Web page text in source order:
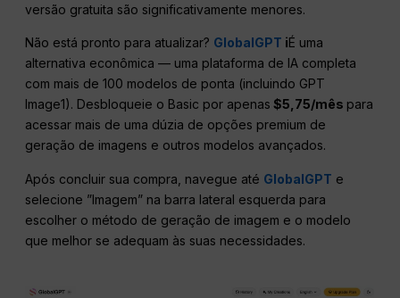
versão gratuita são significativamente menores.
Não está pronto para atualizar? GlobalGPT iÉ uma
alternativa econômica — uma plataforma de IA completa
com mais de 100 modelos de ponta (incluindo GPT
Image1). Desbloqueie o Basic por apenas $5,75/mês para
acessar mais de uma dúzia de opções premium de
geração de imagens e outros modelos avançados.
Após concluir sua compra, navegue até GlobalGPT e
selecione ”Imagem” na barra lateral esquerda para
escolher o método de geração de imagem e o modelo
que melhor se adequam às suas necessidades.